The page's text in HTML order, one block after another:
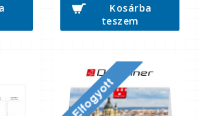
Kosárba
teszem